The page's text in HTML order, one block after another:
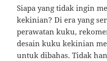
Siapa yang tidak ingin
kekinian? Di era yang
perawatan kuku,
desain kuku kekinian
untuk dibahas. Tidak